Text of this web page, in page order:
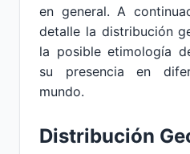
en general. A
detalle la distribución
la posible etimología
su presencia en
mundo.
Distribución